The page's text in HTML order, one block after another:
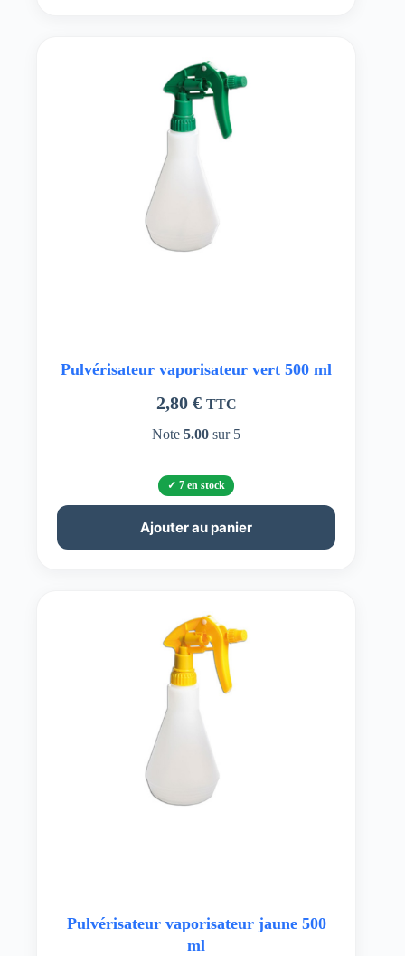
Pulvérisateur vaporisateur vert 500 ml
2,80 € TTC
Note5.00 sur 5
7 en stock
Ajouter au panier
Pulvérisateur vaporisateur jaune 500
ml